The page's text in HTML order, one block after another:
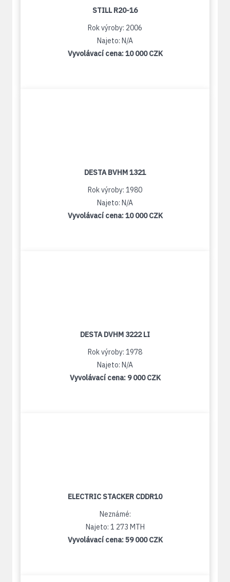
STILL R20-16
Rok výroby: 2006
Najeto: N/A
Vyvolávací cena:10 000 CZK
DESTA BVHM 1321
Rok výroby: 1980
Najeto: N/A
Vyvolávací cena:10 000 CZK
DESTA DVHM 3222 LI
Rok výroby: 1978
Najeto: N/A
Vyvolávací cena: 9 000 CZK
ELECTRIC STACKER CDDR10
Neznámé:
Najeto: 1 273 MTH
Vyvolávací cena:59 000 CZK